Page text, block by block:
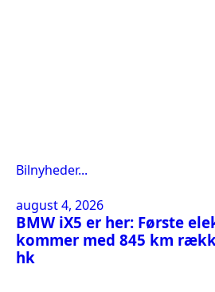
Bilnyheder...
august 4, 2026
BMW iX5 er her: Første
kommer med 845 km
hk